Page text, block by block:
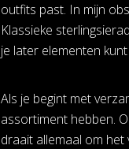
outfits past. In mijn
Klassieke
je later elementen
Als je begint met
assortiment hebben.
draait allemaal om